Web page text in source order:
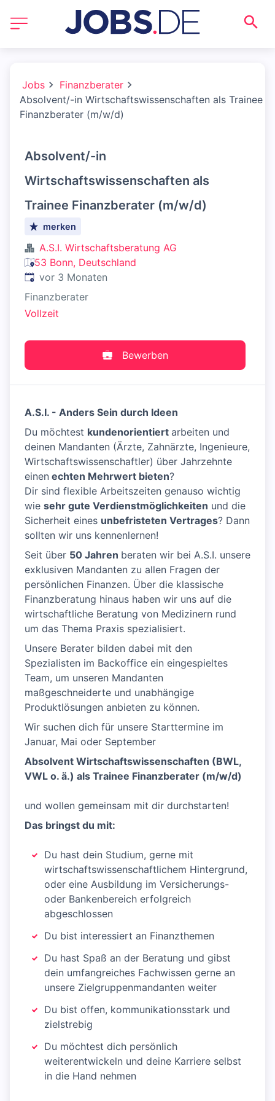
Jobs
Finanzberater
Absolvent/-in Wirtschaftswissenschaften als Trainee
Finanzberater (m/w/d)
Absolvent/-in
Wirtschaftswissenschaften als
Trainee Finanzberater (m/w/d)
merken
A.S.I. Wirtschaftsberatung AG
53 Bonn, Deutschland
Veröffentlicht:
vor 3 Monaten
Finanzberater
Vollzeit
Bewerben
A.S.I. - Anders Sein durch Ideen
Du möchtest kundenorientiert arbeiten und
deinen Mandanten (Ärzte, Zahnärzte, Ingenieure,
Wirtschaftswissenschaftler) über Jahrzehnte
einen echten Mehrwert bieten?
Dir sind flexible Arbeitszeiten genauso wichtig
wie sehr gute Verdienstmöglichkeiten und die
Sicherheit eines unbefristeten Vertrages? Dann
sollten wir uns kennenlernen!
Seit über 50 Jahren beraten wir bei A.S.I. unsere
exklusiven Mandanten zu allen Fragen der
persönlichen Finanzen. Über die klassische
Finanzberatung hinaus haben wir uns auf die
wirtschaftliche Beratung von Medizinern rund
um das Thema Praxis spezialisiert.
Unsere Berater bilden dabei mit den
Spezialisten im Backoffice ein eingespieltes
Team, um unseren Mandanten
maßgeschneiderte und unabhängige
Produktlösungen anbieten zu können.
Wir suchen dich für unsere Starttermine im
Januar, Mai oder September
Absolvent Wirtschaftswissenschaften (BWL,
VWL o. ä.) als Trainee Finanzberater (m/w/d)
und wollen gemeinsam mit dir durchstarten!
Das bringst du mit:
Du hast dein Studium, gerne mit
wirtschaftswissenschaftlichem Hintergrund,
oder eine Ausbildung im Versicherungs-
oder Bankenbereich erfolgreich
abgeschlossen
Du bist interessiert an Finanzthemen
Du hast Spaß an der Beratung und gibst
dein umfangreiches Fachwissen gerne an
unsere Zielgruppenmandanten weiter
Du bist offen, kommunikationsstark und
zielstrebig
Du möchtest dich persönlich
weiterentwickeln und deine Karriere selbst
in die Hand nehmen